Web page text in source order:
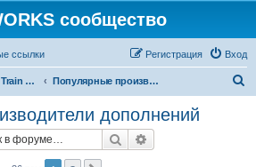
сообщество
ссылки Вход
Регистрация
Дополнения к Train Simulator Classic Популярные производители дополнений
дополнений
Поиск